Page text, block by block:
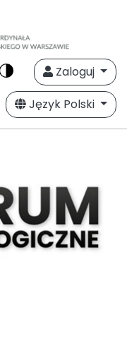
Zaloguj
Język Polski